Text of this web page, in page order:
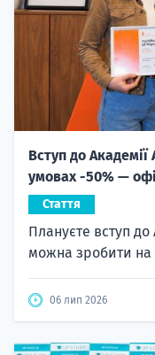
Вступ до Академії
умовах -50% —
Стаття
Плануєте вступ до
можна зробити на
06 лип 2026